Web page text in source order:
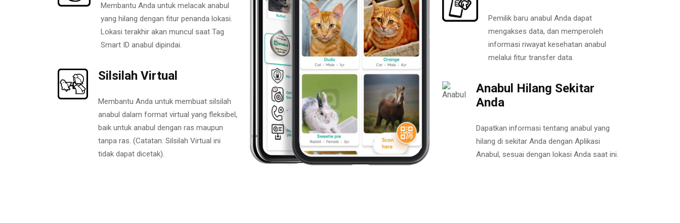
Membantu Anda untuk melacak anabul
yang hilang dengan fitur penanda lokasi.
Lokasi terakhir akan muncul saat Tag
Smart ID anabul dipindai.
Silsilah Virtual
Membantu Anda untuk membuat silsilah
anabul dalam format virtual yang fleksibel,
baik untuk anabul dengan ras maupun
tanpa ras. (Catatan: Silsilah Virtual ini
tidak dapat dicetak).
Pemilik baru anabul Anda dapat
mengakses data, dan memperoleh
informasi riwayat kesehatan anabul
melalui fitur transfer data.
Anabul Hilang Sekitar
Anda
Dapatkan informasi tentang anabul yang
hilang di sekitar Anda dengan Aplikasi
Anabul, sesuai dengan lokasi Anda saat ini.